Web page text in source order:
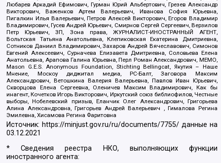
Любарев Аркадий Ефимович, Гурман Юрий Альбертович, Грезев Александр
Викторович, Важенков Артем Валерьевич, Иванова София Юрьевна,
Пигалкин Илья Валерьевич, Петров Алексей Викторович, Егоров Владимир
Владимирович, Гусев Андрей Юрьевич, Смирнов Сергей Сергеевич, Верзилов
Петр Юрьевич, ЗП, Зона права, ЖУРНАЛИСТ-ИНОСТРАННЫЙ АГЕНТ,
Вольтская Татьяна Анатольевна, Клепиковская Екатерина Дмитриевна,
Сотников Даниил Владимирович, Захаров Андрей Вячеславович, Симонов
Евгений Алексеевич, Сурначева Елизавета Дмитриевна, Соловьева Елена
Анатольевна, Арапова Галина Юрьевна, Перл Роман Александрович, МЕМО,
Mason G.E.S. Anonymous Foundation, Stichting Bellingcat, Якутия – Наше
Мнение, Москоу диджитал медиа, РС-Балт, Заговора Максим
Александрович, Ветошкина Валерия Валерьевна, Павлов Иван Юрьевич,
Скворцова Елена Сергеевна, Оленичев Максим Владимирович, Как бы
инагент, Кочетков Игорь Викторович, Иркутский союз библиофилов, Честные
выборы, Нобелевский призыв, Еланчик Олег Александрович, Григорьева
Алина Александровна, Григорьев Андрей Валерьевич , Гималова Регина
Эмилевна, Хисамова Регина Фаритовна
Источник: https://minjust.gov.ru/ru/documents/7755/ данные на
03.12.2021
* Сведения реестра НКО, выполняющих функции
иностранного агента: